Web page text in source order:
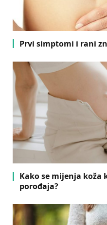
Prvi simptomi i rani
Kako se mijenja
porođaja?